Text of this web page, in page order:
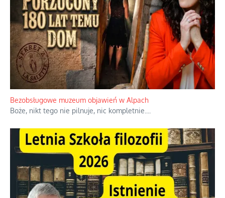
Niezwykłe wyścigi dawnych osadników w Palestynie
W 1938 roku, uwaga, 17% tych osadników niemieckich w
Palestynie było członkiem partii nazistowskiej i podczas II
wojny światowej byli internowani...